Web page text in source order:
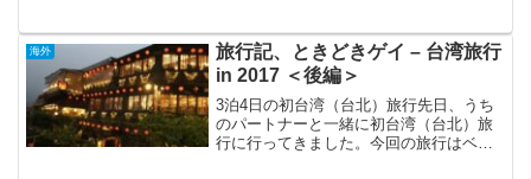
り、先月末のドイ...
海外
旅行記、ときどきゲイ – 台湾旅行
in 2017 ＜後編＞
3泊4日の初台湾（台北）旅行先日、うち
のパートナーと一緒に初台湾（台北）旅
行に行ってきました。今回の旅行はベタ